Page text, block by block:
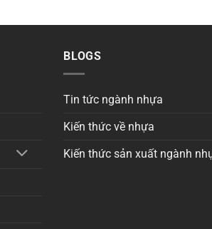
BLOGS
Tin tức ngành nhựa
Kiến thức về nhựa
Kiến thức sản xuất ngành